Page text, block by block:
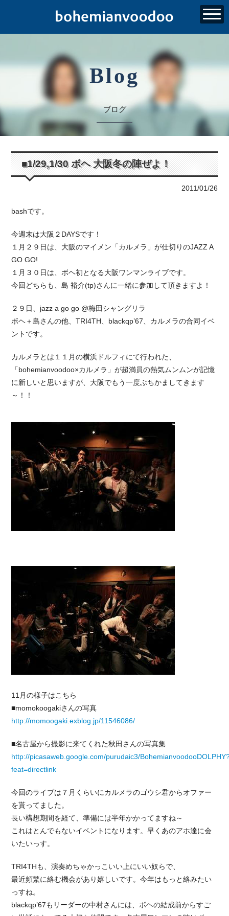
Blog
ブログ
■1/29,1/30 ボヘ 大阪冬の陣ぜよ！
2011/01/26
bashです。
今週末は大阪２DAYSです！
１月２９日は、大阪のマイメン「カルメラ」が仕切りのJAZZ A
GO GO!
１月３０日は、ボヘ初となる大阪ワンマンライブです。
今回どちらも、島 裕介(tp)さんに一緒に参加して頂きますよ！
２９日、jazz a go go @梅田シャングリラ
ボヘ＋島さんの他、TRI4TH、blackqp’67、カルメラの合同イベ
ントです。
カルメラとは１１月の横浜ドルフィにて行われた、
「bohemianvoodoo×カルメラ」が超満員の熱気ムンムンが記憶
に新しいと思いますが、大阪でもう一度ぶちかましてきます
～！！
11月の様子はこちら
■momokoogakiさんの写真
http://momoogaki.exblog.jp/11546086/
■名古屋から撮影に来てくれた秋田さんの写真集
http://picasaweb.google.com/purudaic3/
feat=directlink
今回のライブは７月くらいにカルメラのゴウシ君からオファー
を貰ってました。
長い構想期間を経て、準備には半年かかってますね～
これはとんでもないイベントになります。早くあのアホ達に会
いたいっす。
TRI4THも、演奏めちゃかっこいい上にいい奴らで、
最近頻繁に絡む機会があり嬉しいです。今年はもっと絡みたい
っすね。
blackqp’67もリーダーの中村さんには、ボヘの結成前からすご